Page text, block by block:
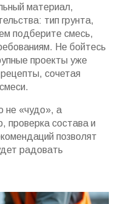
материал,
тип грунта,
подберите смесь,
Не бойтесь
проекты уже
сочетая
не «чудо», а
проверка состава и
позволят
радовать